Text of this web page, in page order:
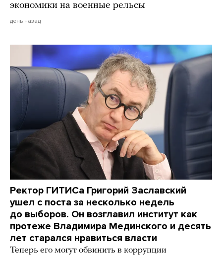
экономики на военные рельсы
день назад
Ректор ГИТИСа Григорий Заславский
ушел с поста за несколько недель
до выборов. Он возглавил институт как
протеже Владимира Мединского и десять
лет старался нравиться власти
Теперь его могут обвинить в коррупции